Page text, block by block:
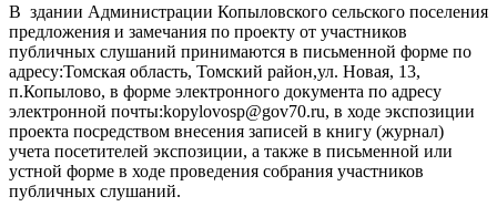
В здании Администрации Копыловского сельского поселения
предложения и замечания по проекту от участников
публичных слушаний принимаются в письменной форме по
адресу:Томская область, Томский район,ул. Новая, 13,
п.Копылово, в форме электронного документа по адресу
электронной почты:kopylovosp@gov70.ru, в ходе экспозиции
проекта посредством внесения записей в книгу (журнал)
учета посетителей экспозиции, а также в письменной или
устной форме в ходе проведения собрания участников
публичных слушаний.